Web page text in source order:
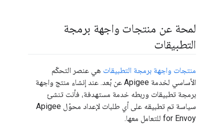
لمحة عن منتجات واجهة برمجة
التطبيقات
منتجات واجهة برمجة التطبيقات هي عنصر التحكّم
الأساسي لخدمة Apigee عن بُعد. عند إنشاء منتج واجهة
برمجة تطبيقات وربطه خدمة مستهدفة، فأنت تنشئ
سياسة تم تطبيقه على أي طلبات لإعداد محوّل Apigee
for Envoy للتعامل معها.